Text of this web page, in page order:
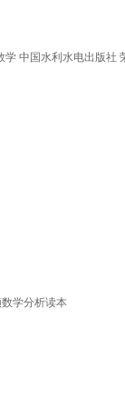
中国水利水电出版社
学分析读本